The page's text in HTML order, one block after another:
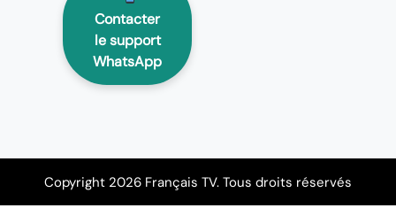
Contacter
le support
WhatsApp
Copyright 2026 Français TV. Tous droits réservés